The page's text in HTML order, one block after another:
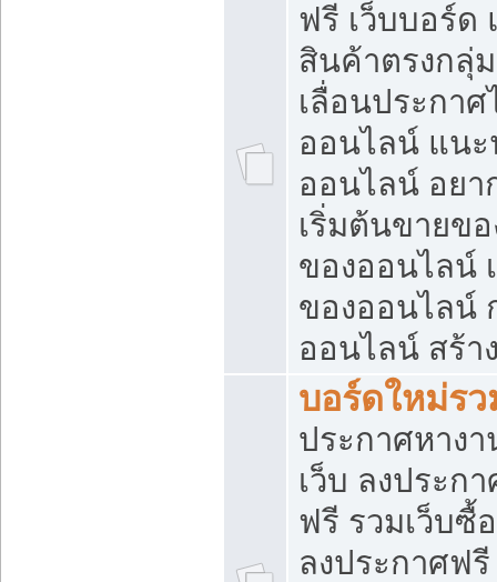
ฟรี เว็บบอร์ด
สินค้าตรงกลุ่
เลื่อนประกา
ออนไลน์ แนะ
ออนไลน์ อย
เริ่มต้นขายข
ของออนไลน์
ของออนไลน์
ออนไลน์ สร้า
บอร์ดใหม่ร
ประกาศหาง
เว็บ ลงประก
ฟรี รวมเว็บซื้
ลงประกาศฟ